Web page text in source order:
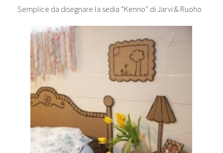
Semplice da disegnare la sedia “Kenno” di Jarvi & Ruoho